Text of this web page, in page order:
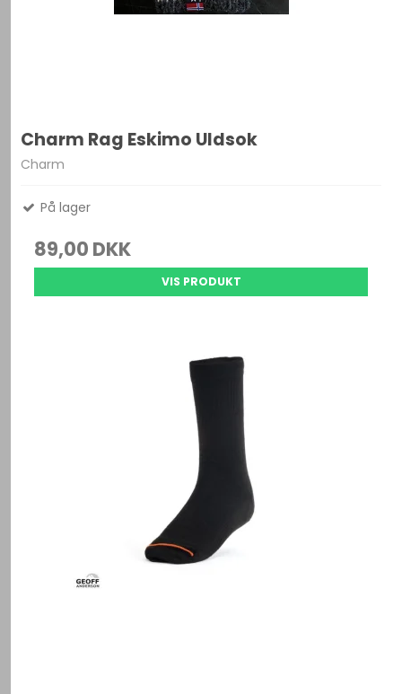
Charm Rag Eskimo Uldsok
Charm
På lager
89,00 DKK
VIS PRODUKT